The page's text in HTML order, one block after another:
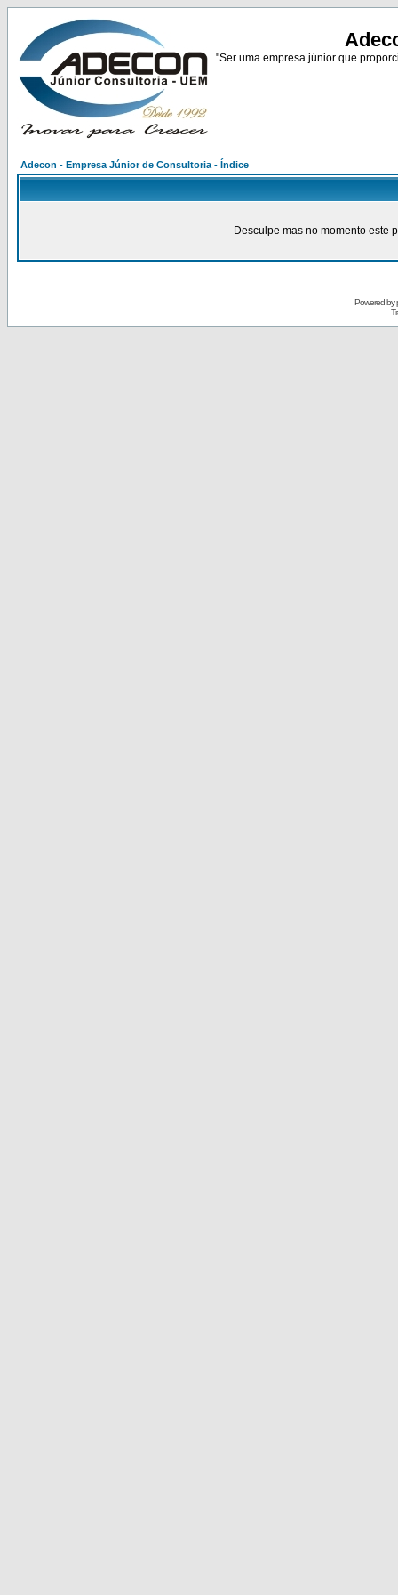
"Ser uma empresa júnior que
Adecon - Empresa Júnior de Consultoria - Índice
Desculpe mas no momento este
Powered by